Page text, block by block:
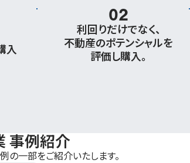
⼊
02
利回りだけでなく、
不動産のポテンシャルを
評価し購⼊。
事例紹介
の一部をご紹介いたします。